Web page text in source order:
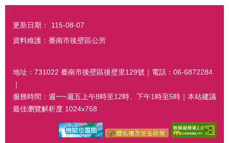
:::
更新日期：
115-08-07
資料維護：臺南市後壁區公所
地址：731022 臺南市後壁區後壁里129號｜電話：06-6872284
｜
服務時間：週一~週五上午8時至12時、下午1時至5時｜本站建議
最佳瀏覽解析度 1024x768